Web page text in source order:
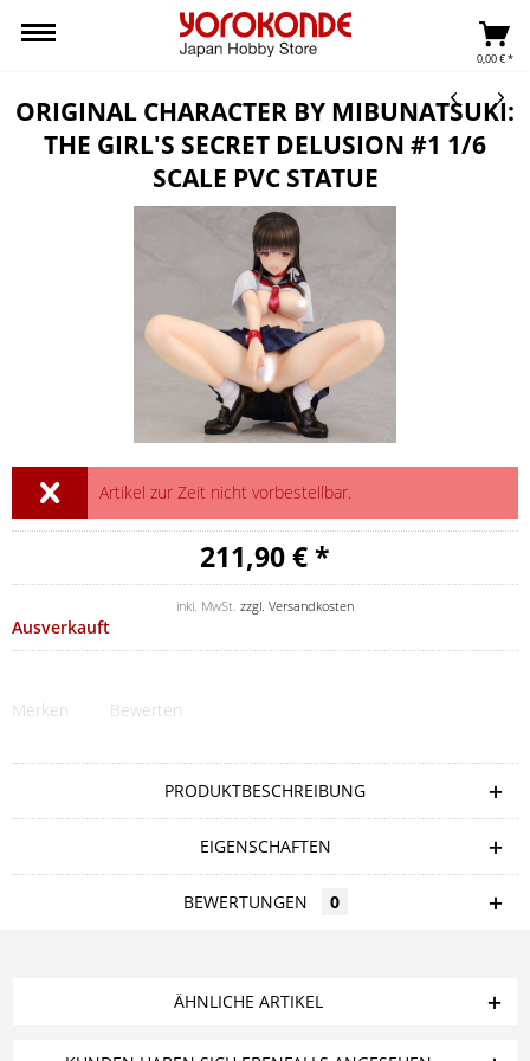
0,00 € *
ORIGINAL CHARACTER BY MIBUNATSUKI:
THE GIRL'S SECRET DELUSION #1 1/6
SCALE PVC STATUE
Artikel zur Zeit nicht vorbestellbar.
211,90 € *
inkl. MwSt. zzgl. Versandkosten
Ausverkauft
Merken Bewerten
PRODUKTBESCHREIBUNG
EIGENSCHAFTEN
BEWERTUNGEN 0
ÄHNLICHE ARTIKEL